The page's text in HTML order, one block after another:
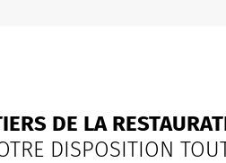
DE LA
DISPOSITION